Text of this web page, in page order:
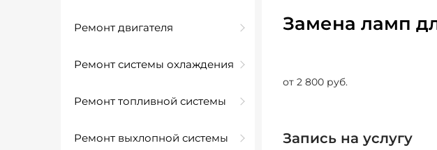
Ремонт двигателя
Ремонт системы охлаждения
Ремонт топливной системы
Ремонт выхлопной системы
Замена ламп
от 2 800 руб.
Запись на услугу